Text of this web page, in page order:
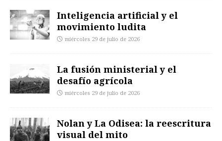
Inteligencia artificial y el
movimiento ludita
miércoles 29 de julio de 2026
La fusión ministerial y el
desafío agrícola
miércoles 29 de julio de 2026
Nolan y La Odisea: la reescritura
visual del mito